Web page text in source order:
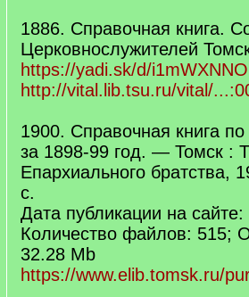
1886. Справочная книга.
Церковнослужителей
https://yadi.sk/d/
http://vital.lib.tsu.ru/vital/
1900. Справочная книга
за 1898-99 год. — Томск :
Епархиального братства,
с.
Дата публикации на
Количество файлов: 515;
32.28 Mb
https://www.elib.tomsk.ru/